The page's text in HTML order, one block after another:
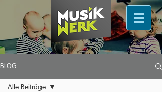
BLOG
Alle Beiträge